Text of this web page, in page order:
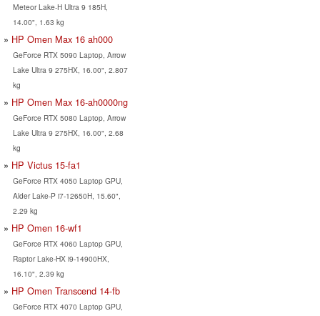
Meteor Lake-H Ultra 9 185H,
14.00", 1.63 kg
HP Omen Max 16 ah000
GeForce RTX 5090 Laptop, Arrow
Lake Ultra 9 275HX, 16.00", 2.807
kg
HP Omen Max 16-ah0000ng
GeForce RTX 5080 Laptop, Arrow
Lake Ultra 9 275HX, 16.00", 2.68
kg
HP Victus 15-fa1
GeForce RTX 4050 Laptop GPU,
Alder Lake-P i7-12650H, 15.60",
2.29 kg
HP Omen 16-wf1
GeForce RTX 4060 Laptop GPU,
Raptor Lake-HX i9-14900HX,
16.10", 2.39 kg
HP Omen Transcend 14-fb
GeForce RTX 4070 Laptop GPU,